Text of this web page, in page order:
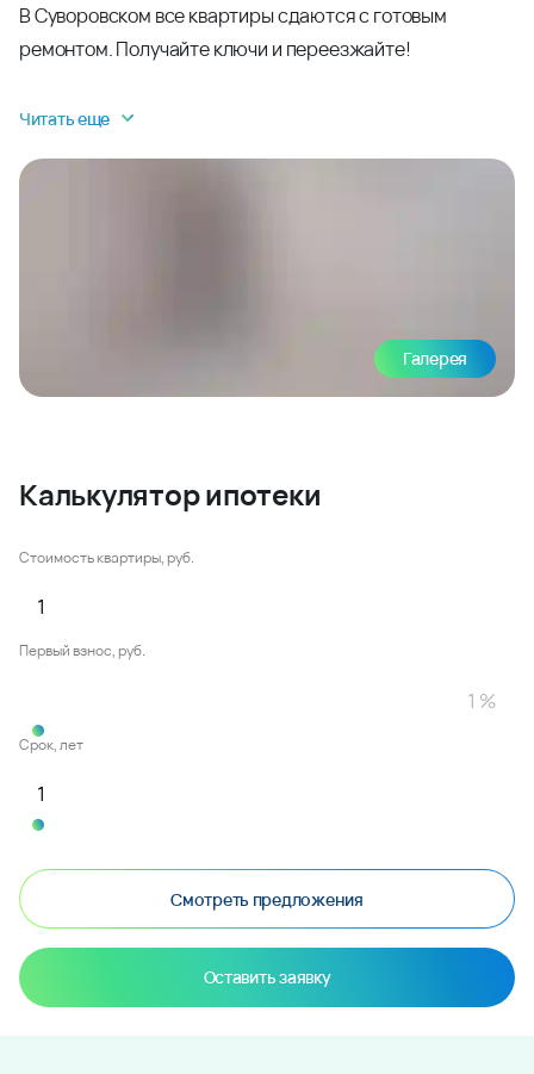
В Суворовском все квартиры сдаются с готовым
ремонтом. Получайте ключи и переезжайте!
Читать еще
Галерея
Калькулятор ипотеки
Стоимость квартиры, руб.
Первый взнос, руб.
Срок, лет
Смотреть предложения
Оставить заявку